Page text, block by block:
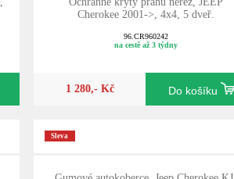
Cherokee 2001->, 4x4, 5 dveř.
96.CR960242
na cestě až 3 týdny
1 280,- Kč Do košíku
Sleva